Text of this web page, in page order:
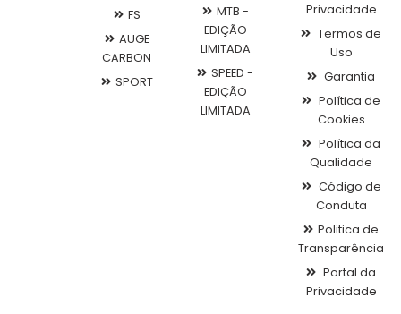
FS
AUGE
CARBON
SPORT
MTB -
EDIÇÃO
LIMITADA
SPEED -
EDIÇÃO
LIMITADA
Privacidade
Termos de
Uso
Garantia
Política de
Cookies
Política da
Qualidade
Código de
Conduta
Politica de
Transparência
Portal da
Privacidade